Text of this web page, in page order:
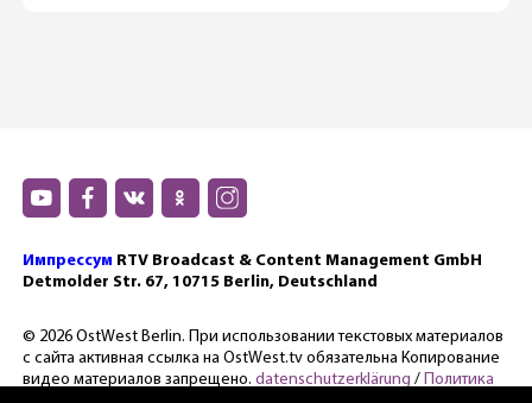
Импрессум RTV Broadcast & Content Management GmbH
Detmolder Str. 67, 10715 Berlin, Deutschland
© 2026 OstWest Berlin. При использовании текстовых материалов
с сайта активная ссылка на OstWest.tv обязательна Копирование
видео материалов запрещено. datenschutzerklärung / Политика